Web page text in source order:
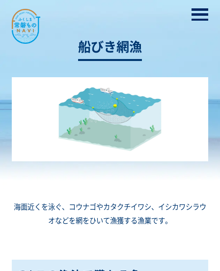
船びき網漁
海面近くを泳ぐ、コウナゴやカタクチイワシ、イシカワシラウ
オなどを網をひいて漁獲する漁業です。